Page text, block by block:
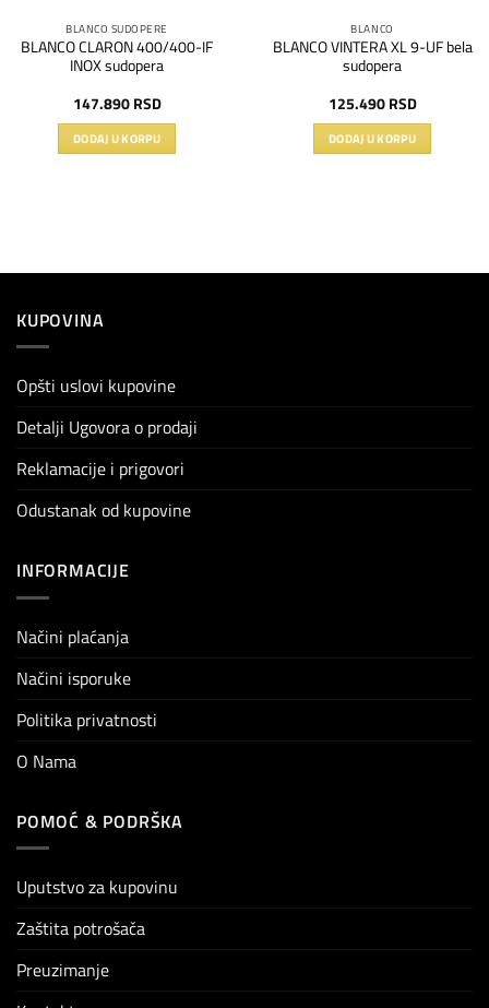
BLANCO SUDOPERE
BLANCO CLARON 400/400-IF
INOX sudopera
147.890 RSD
DODAJ U KORPU
BLANCO
BLANCO VINTERA XL 9-UF bela
sudopera
125.490 RSD
DODAJ U KORPU
KUPOVINA
Opšti uslovi kupovine
Detalji Ugovora o prodaji
Reklamacije i prigovori
Odustanak od kupovine
INFORMACIJE
Načini plaćanja
Načini isporuke
Politika privatnosti
O Nama
POMOĆ & PODRŠKA
Uputstvo za kupovinu
Zaštita potrošača
Preuzimanje